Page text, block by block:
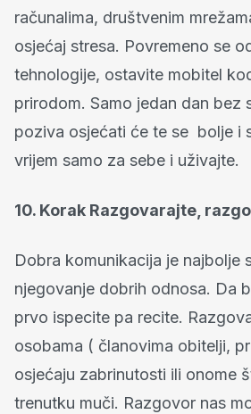
računalima, društvenim
osjećaj stresa. Povremeno se
tehnologije, ostavite mobitel
prirodom. Samo jedan dan bez
poziva osjećati će te se bolje i
vrijem samo za sebe i uživajte.
10. Korak Razgovarajte,
Dobra komunikacija je najbolje
njegovanje dobrih odnosa. Da
prvo ispecite pa recite.
osobama ( članovima obitelji,
osjećaju zabrinutosti ili onome
trenutku muči. Razgovor nas